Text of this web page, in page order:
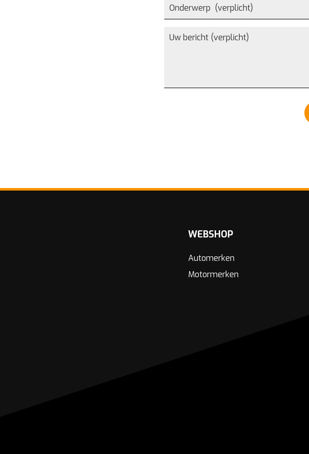
WEBSHOP
Automerken
Motormerken